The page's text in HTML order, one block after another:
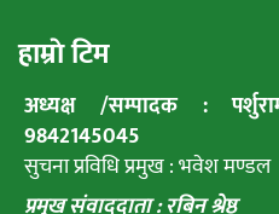
हाम्राे टिम
अध्यक्ष /सम्पादक :
9842145045
सुचना प्रविधि प्रमुख : भवेश मण्डल
प्रमुख संवाददाता : रबिन श्रेष्ठ